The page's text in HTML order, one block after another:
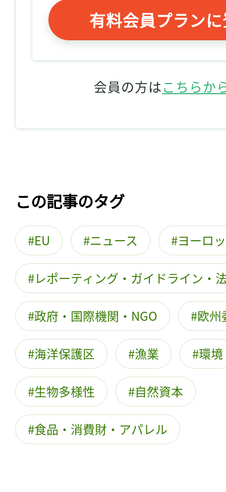
有料会員プラン
会員の方はこちらか
この記事のタグ
EU ニュース ヨーロ
レポーティング・ガイドライン・
政府・国際機関・NGO 欧州
海洋保護区 漁業 環境
生物多様性 自然資本
食品・消費財・アパレル